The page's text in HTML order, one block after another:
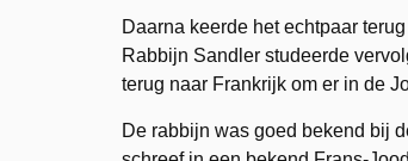
Daarna keerde het echtpaar
Rabbijn Sandler studeerde
terug naar Frankrijk om er in de
De rabbijn was goed bekend bij